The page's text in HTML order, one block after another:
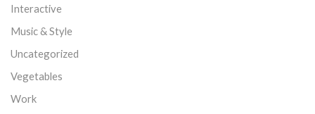
Interactive
Music & Style
Uncategorized
Vegetables
Work